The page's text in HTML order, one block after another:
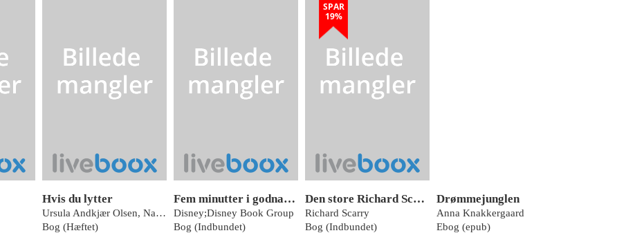
Hvis du lytter
Ursula Andkjær Olsen, Nath Krause, Christine Kærulv m.fl.
Bog (Hæftet)
Fem minutter i godnat - Disney
Disney;Disney Book Group
Bog (Indbundet)
SPAR
19%
Den store Richard Scarry-bog
Richard Scarry
Bog (Indbundet)
Drømmejunglen
Anna Knakkergaard
Ebog (epub)